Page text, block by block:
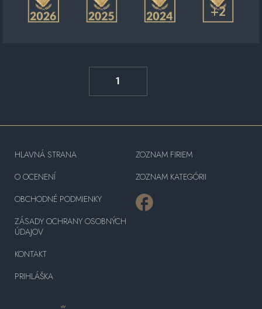
+2
1
HLAVNÁ STRANA
O OCENENÍ
OBCHODNÉ PODMIENKY
ZÁSADY OCHRANY OSOBNÝCH
ÚDAJOV
KONTAKT
PRIHLÁŠKA
ZOZNAM FIRIEM
ZOZNAM KATEGÓRII